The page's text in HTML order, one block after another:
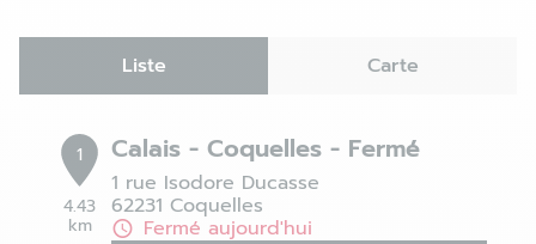
Liste Carte
1
4.43
km
Calais - Coquelles - Fermé
1 rue Isodore Ducasse
62231 Coquelles
Fermé aujourd'hui